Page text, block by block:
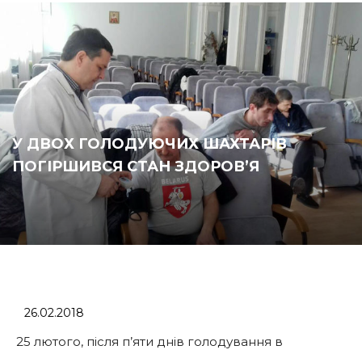
У ДВОХ ГОЛОДУЮЧИХ ШАХТАРІВ
ПОГІРШИВСЯ СТАН ЗДОРОВ’Я
26.02.2018
25 лютого, після п’яти днів голодування в